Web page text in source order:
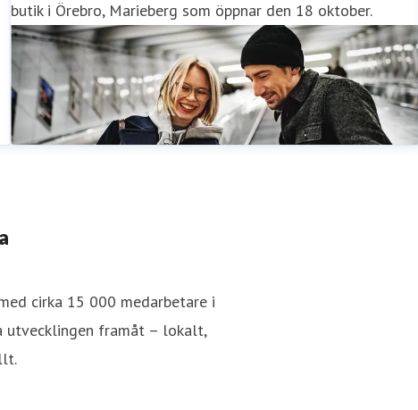
butik i Örebro, Marieberg som öppnar den 18 oktober.
cirka 15 000 medarbetare i
utvecklingen framåt – lokalt,